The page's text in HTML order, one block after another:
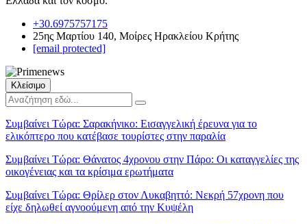
+30.6975757175
25ης Μαρτίου 140, Μοίρες Ηρακλείου Κρήτης
[email protected]
Κλείσιμο
Συμβαίνει Τώρα: Σαρακήνικο: Εισαγγελική έρευνα για το
ελικόπτερο που κατέβασε τουρίστες στην παραλία
Συμβαίνει Τώρα: Θάνατος 4χρονου στην Πάρο: Οι καταγγελίες της
οικογένειας και τα κρίσιμα ερωτήματα
Συμβαίνει Τώρα: Θρίλερ στον Λυκαβηττό: Νεκρή 57χρονη που
είχε δηλωθεί αγνοούμενη από την Κυψέλη